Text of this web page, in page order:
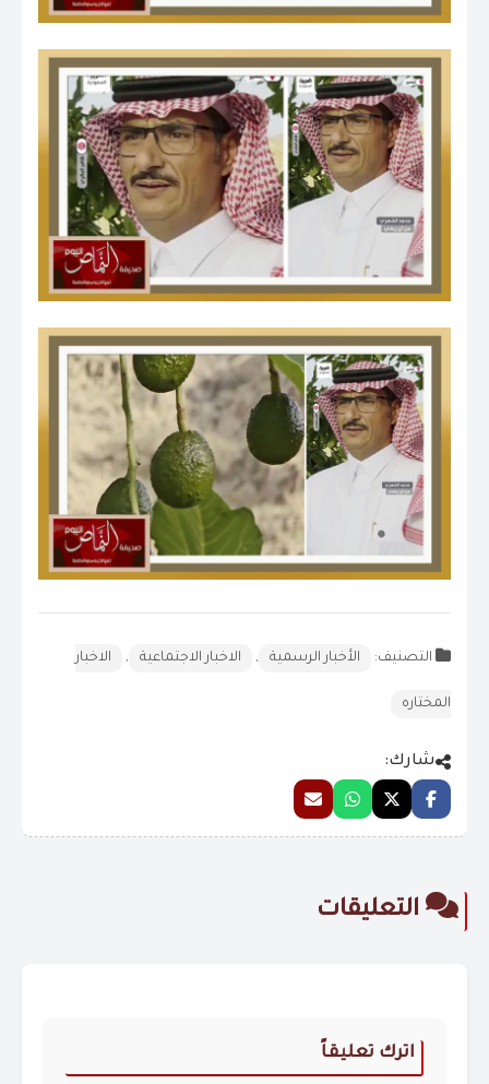
التصنيف: الأخبار الرسمية , الاخبار الاجتماعية , الاخبار
المختاره
شارك:
التعليقات
اترك تعليقاً